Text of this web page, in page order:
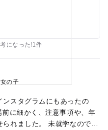
になった!1件
の子
ンスタグラムにもあったの
に細かく、注意事項や、年
れました。 未就学なので、